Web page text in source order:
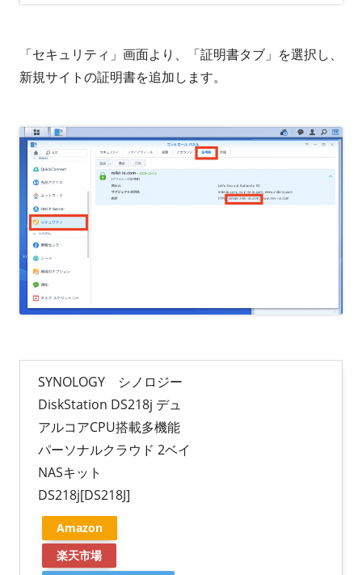
「セキュリティ」画面より、「証明書タブ」を選択し、
新規サイトの証明書を追加します。
SYNOLOGY シノロジー
DiskStation DS218j デュ
アルコアCPU搭載多機能
パーソナルクラウド 2ベイ
NASキット
DS218j[DS218J]
Amazon
楽天市場